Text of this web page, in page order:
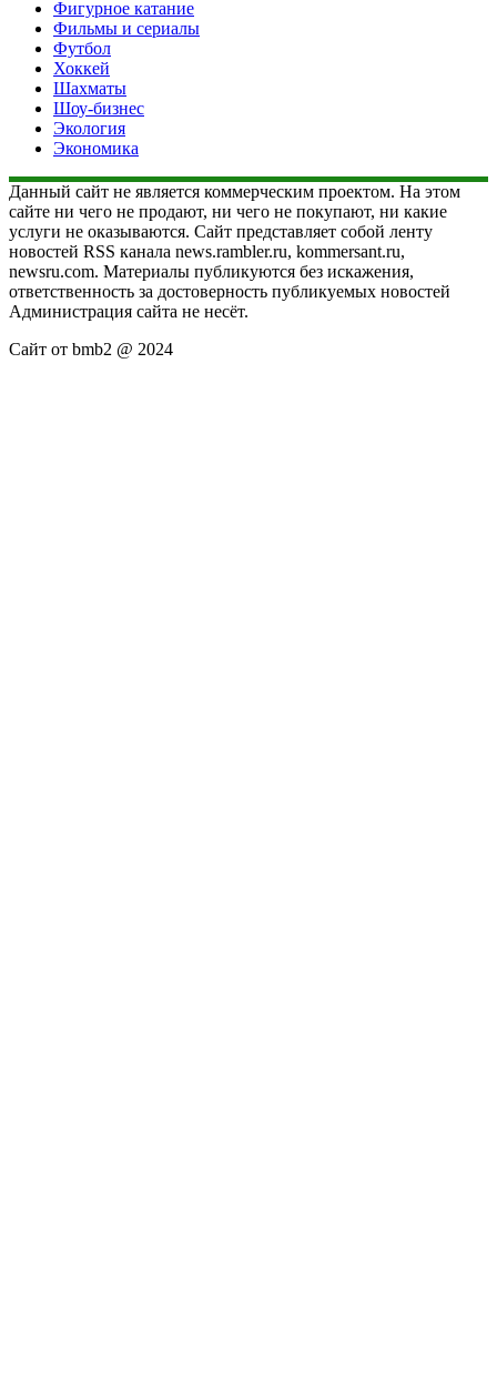
Фигурное катание
Фильмы и сериалы
Футбол
Хоккей
Шахматы
Шоу-бизнес
Экология
Экономика
Данный сайт не является коммерческим проектом. На этом
сайте ни чего не продают, ни чего не покупают, ни какие
услуги не оказываются. Сайт представляет собой ленту
новостей RSS канала news.rambler.ru, kommersant.ru,
newsru.com. Материалы публикуются без искажения,
ответственность за достоверность публикуемых новостей
Администрация сайта не несёт.
Сайт от bmb2 @ 2024